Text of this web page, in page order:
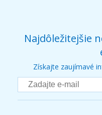
Najdôležitejšie
Získajte zaujímavé